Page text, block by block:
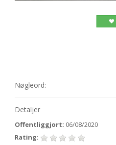
Nøgleord:
Detaljer
Offentliggjort: 06/08/2020
Rating: